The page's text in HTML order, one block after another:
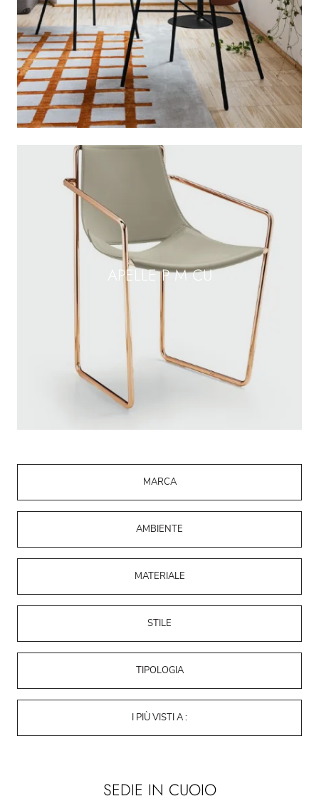
MARCA
AMBIENTE
MATERIALE
STILE
TIPOLOGIA
I PIÙ VISTI A :
APELLE P M CU
SEDIE IN CUOIO